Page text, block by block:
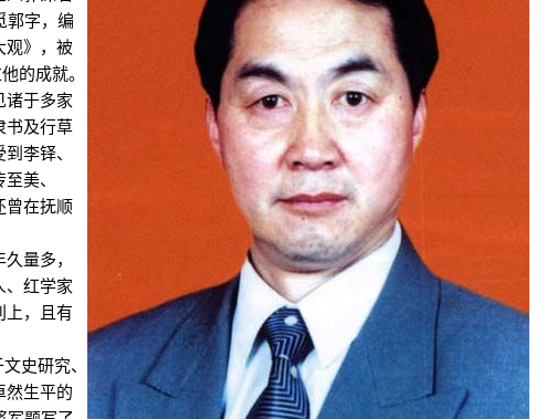
郭字，编
观》，被
的成就。
诸于多家
书及行草
李铎、
美、
曾在抚顺
量多，
、红学家
上，且有
史研究、
然生平的